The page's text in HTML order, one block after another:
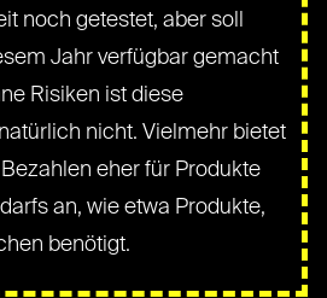
noch getestet, aber soll
Jahr verfügbar gemacht
Risiken ist diese
nicht. Vielmehr bietet
eher für Produkte
an, wie etwa Produkte,
benötigt.